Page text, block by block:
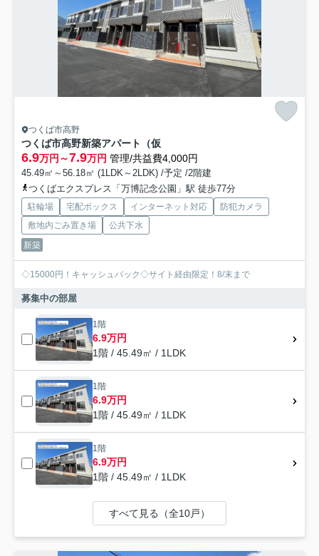
つくば市高野
つくば市高野新築アパート（仮
6.9万円～7.9万円 管理/共益費4,000円
45.49㎡～56.18㎡ (1LDK～2LDK) /予定 /2階建
つくばエクスプレス「万博記念公園」駅 徒歩77分
駐輪場 宅配ボックス インターネット対応
防犯カメラ
敷地内ごみ置き場
公共下水
新築
◇15000円！キャッシュバック◇サイト経由限定！8/末まで
募集中の部屋
1階
6.9万円
1階 / 45.49㎡ / 1LDK
1階
6.9万円
1階 / 45.49㎡ / 1LDK
1階
6.9万円
1階 / 45.49㎡ / 1LDK
すべて見る（全10戸）